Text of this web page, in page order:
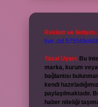
Reklam ve İletişim:
Yasal Uyarı: Bu
marka, kurum
bağlantısı
kendi
paylaşılmaktadır.
haber niteliği